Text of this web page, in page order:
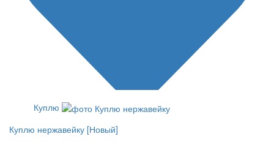
Куплю
Куплю нержавейку [Новый]